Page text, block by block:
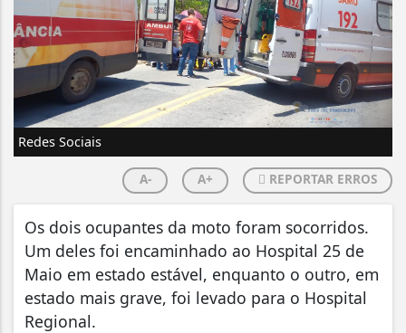
Redes Sociais
A- A+ REPORTAR ERROS
Os dois ocupantes da moto foram socorridos.
Um deles foi encaminhado ao Hospital 25 de
Maio em estado estável, enquanto o outro, em
estado mais grave, foi levado para o Hospital
Regional.